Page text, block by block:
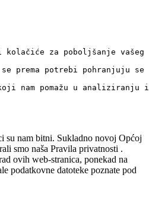
kolačiće za poboljšanje
prema potrebi pohranjuju
nam pomažu u
su nam bitni. Sukladno novoj Općoj
smo naša Pravila privatnosti .
ovih web-stranica, ponekad na
podatkovne datoteke poznate pod